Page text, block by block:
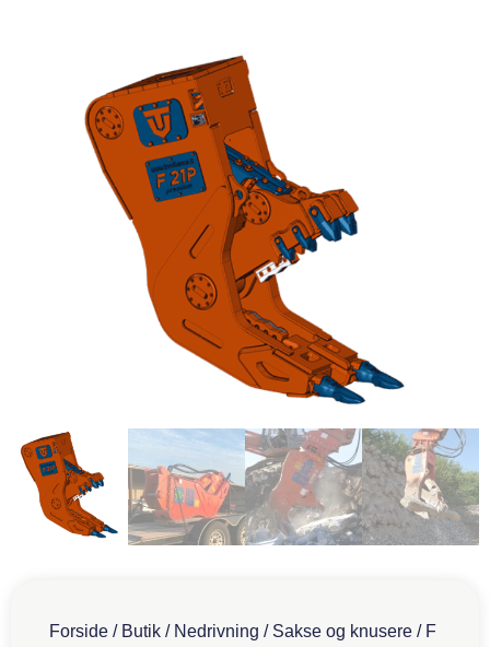
Forside / Butik / Nedrivning / Sakse og knusere / F